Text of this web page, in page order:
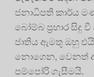
ජනාධිපති කාර්ය
බෝම්බ ප‍්‍රහාර සිදු
ජාතිය ඇමතූ ඔහු
නොගෙන, වෙනත්
පම්පෝරි ගැසීමයි.